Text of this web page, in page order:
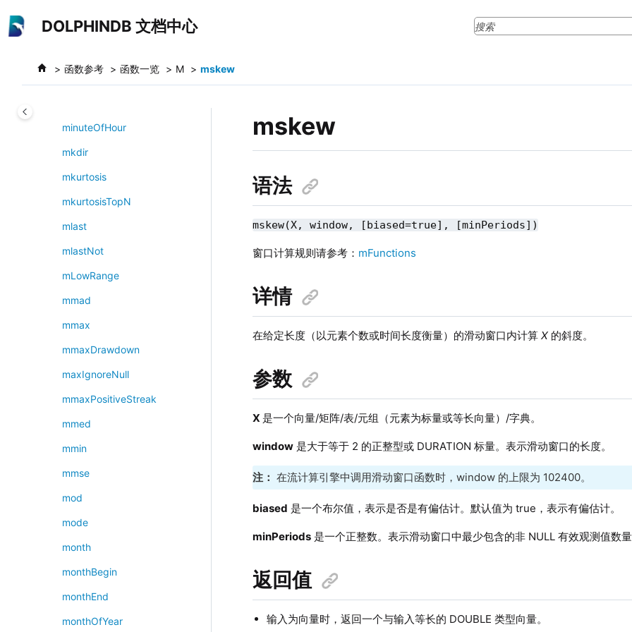
DOLPHINDB 文档中心
函数参考 函数一览 M mskew
min
minkowski
minuteOfHour
mkdir
mkurtosis
mkurtosisTopN
mlast
mlastNot
mLowRange
mmad
mmax
mmaxDrawdown
maxIgnoreNull
mmaxPositiveStreak
mmed
mmin
mmse
mod
mode
month
monthBegin
monthEnd
monthOfYear
mskew
语法
mskew(X, window, [biased=true], [minPeriods])
窗口计算规则请参考： mFunctions
详情
在给定长度（以元素个数或时间长度衡量）的滑动窗口内计算X 的斜度。
参数
X 是一个向量/矩阵/表/元组（元素为标量或等长向量）/字典。
window 是大于等于 2 的正整型或 DURATION 标量。表示滑动窗口的长度。
注： 在流计算引擎中调用滑动窗口函数时，window 的上限为 102400。
biased 是一个布尔值，表示是否是有偏估计。默认值为 true，表示有偏估计。
minPeriods 是一个正整数。表示滑动窗口中最少包含的非 NULL 有效观测值数
返回值
输入为向量时，返回一个与输入等长的 DOUBLE 类型向量。